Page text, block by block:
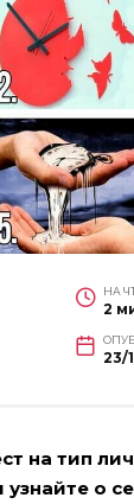
НА
2
23/
на тип
узнайте о